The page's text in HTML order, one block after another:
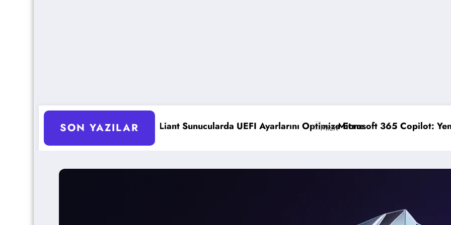
SON YAZILAR
ProLiant Sunucularda UEFI Ayarlarını Optimize EtmeMicrosoft 365 Copilot: Yeni Özellikler ve AvantajlarGPO